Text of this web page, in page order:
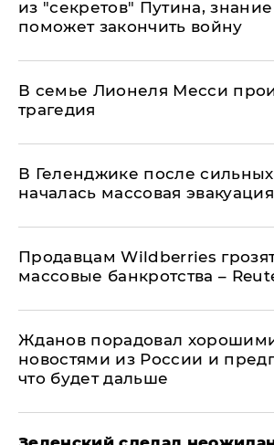
из "секретов" Путина,
поможет закончить войну
В семье Лионеля Месси
трагедия
В Геленджике после
началась массовая эвакуация
Продавцам Wildberries
массовые банкротства –
Жданов порадовал
новостями из России и
что будет дальше